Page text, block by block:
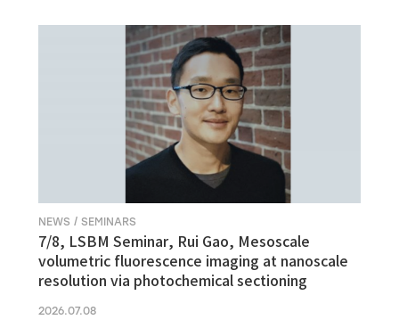
NEWS / SEMINARS
7/8, LSBM Seminar, Rui Gao, Mesoscale
volumetric fluorescence imaging at nanoscale
resolution via photochemical sectioning
2026.07.08